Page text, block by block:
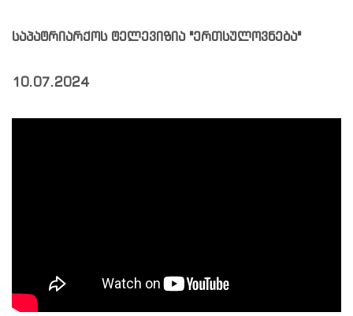
საპატრიარქოს ტელევიზია "ერთსულოვნება"
10.07.2024